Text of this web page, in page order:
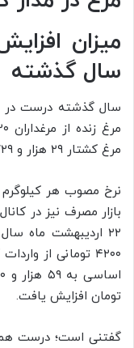
میزان
سال گذشته
سال گذشته درست در
مرغ کشتار ۲۹ هزار و ۷۲۹ تومان بود.
۴۲۰۰ تومانی از
تومان افزایش یافت.
گفتنی است؛ درست